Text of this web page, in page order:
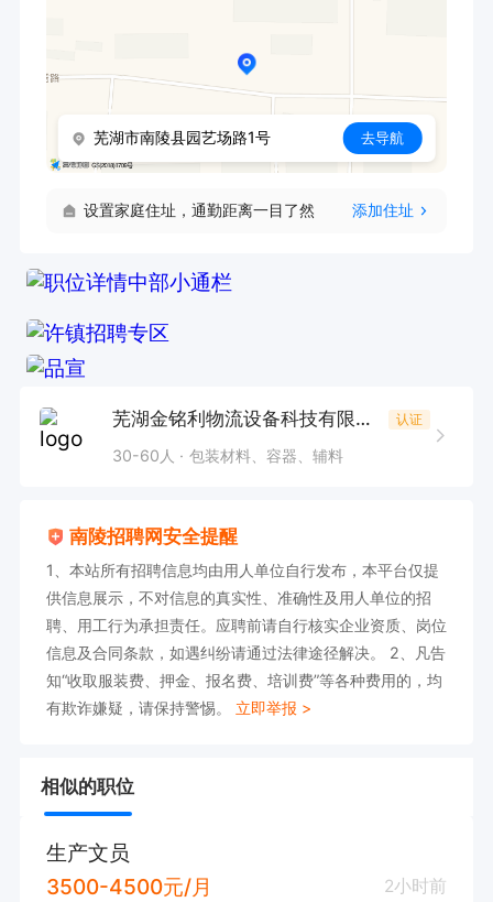
芜湖市南陵县园艺场路1号 去导航
设置家庭住址，通勤距离一目了然 添加住址
芜湖金铭利物流设备科技有限公司 认证
30-60人 包装材料、容器、辅料
南陵招聘网安全提醒
1、本站所有招聘信息均由用人单位自行发布，本平台仅提
供信息展示，不对信息的真实性、准确性及用人单位的招
聘、用工行为承担责任。应聘前请自行核实企业资质、岗位
信息及合同条款，如遇纠纷请通过法律途径解决。 2、凡告
知“收取服装费、押金、报名费、培训费”等各种费用的，均
有欺诈嫌疑，请保持警惕。 立即举报 >
相似的职位
生产文员
3500-4500元/月
2小时前